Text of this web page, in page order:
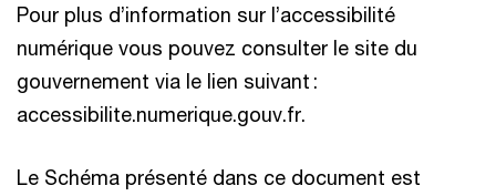
Pour plus d’information sur l’accessibilité
numérique vous pouvez consulter le site du
gouvernement via le lien suivant :
accessibilite.numerique.gouv.fr.
Le Schéma présenté dans ce document est